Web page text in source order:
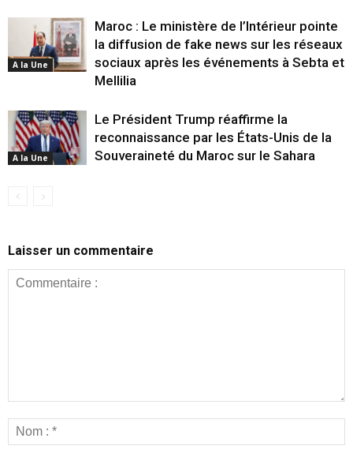
A la Une
Maroc : Le ministère de l’Intérieur pointe
la diffusion de fake news sur les réseaux
sociaux après les événements à Sebta et
Mellilia
A la Une
Le Président Trump réaffirme la
reconnaissance par les États-Unis de la
Souveraineté du Maroc sur le Sahara
Laisser un commentaire